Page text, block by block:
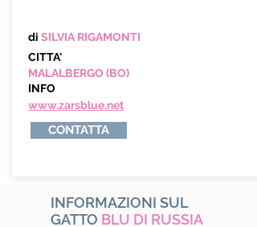
di SILVIA RIGAMONTI
CITTA'
MALALBERGO (BO)
INFO
www.zarsblue.net
CONTATTA
INFORMAZIONI SUL
GATTO BLU DI RUSSIA